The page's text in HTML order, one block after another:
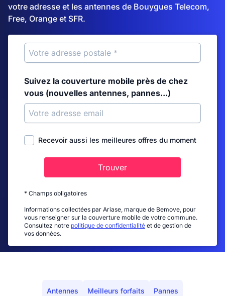
votre adresse et les antennes de Bouygues Telecom,
Free, Orange et SFR.
Suivez la couverture mobile près de chez
vous (nouvelles antennes, pannes...)
Recevoir aussi les meilleures offres du moment
Trouver
* Champs obligatoires
Informations collectées par Ariase, marque de Bemove, pour
vous renseigner sur la couverture mobile de votre commune.
Consultez notre politique de confidentialité et de gestion de
vos données.
Antennes Meilleurs forfaits Pannes